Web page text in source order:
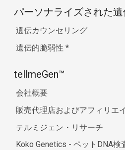
パーソナライズされた
遺伝カウンセリング
遺伝的脆弱性 *
tellmeGen™
会社概要
販売代理店およびアフィリエ
テルミジェン・リサーチ
Koko Genetics - ペットDNA検